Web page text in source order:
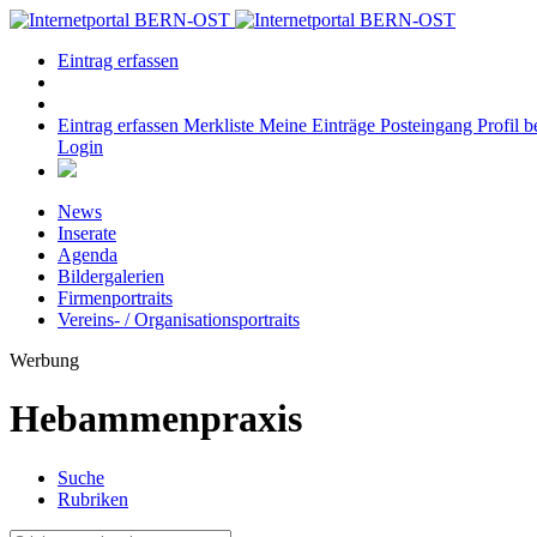
Eintrag erfassen
Eintrag erfassen Merkliste Meine Einträge Posteingang Profil
Login
News
Inserate
Agenda
Bildergalerien
Firmenportraits
Vereins- / Organisationsportraits
Werbung
Hebammenpraxis
Suche
Rubriken